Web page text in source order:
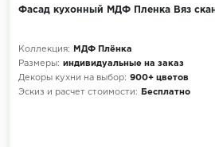
Фасад кухонный МДФ Пленка Вяз
Коллекция:
МДФ Плёнка
Размеры: индивидуальные на заказ
Декоры кухни на выбор: 900+ цветов
Эскиз и расчет стоимости:
Бесплатно